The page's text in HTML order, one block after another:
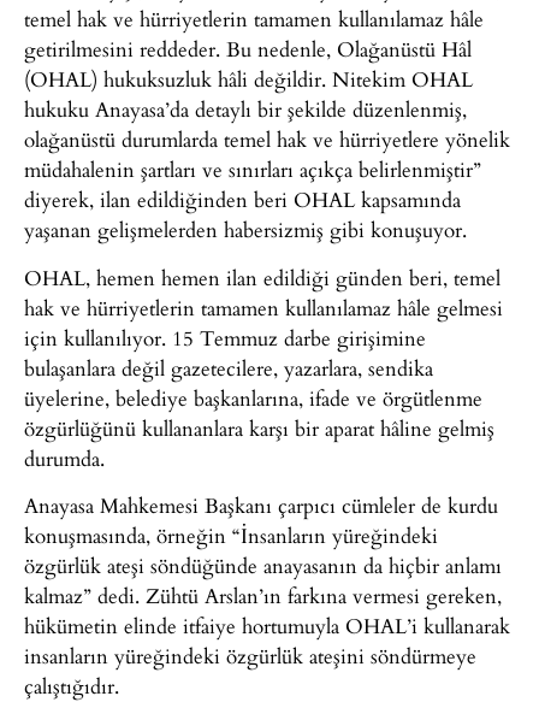
temel hak ve hürriyetlerin tamamen kullanılamaz hâle
getirilmesini reddeder. Bu nedenle, Olağanüstü Hâl
(OHAL) hukuksuzluk hâli değildir. Nitekim OHAL
hukuku Anayasa’da detaylı bir şekilde düzenlenmiş,
olağanüstü durumlarda temel hak ve hürriyetlere yönelik
müdahalenin şartları ve sınırları açıkça belirlenmiştir”
diyerek, ilan edildiğinden beri OHAL kapsamında
yaşanan gelişmelerden habersizmiş gibi konuşuyor.
OHAL, hemen hemen ilan edildiği günden beri, temel
hak ve hürriyetlerin tamamen kullanılamaz hâle gelmesi
için kullanılıyor. 15 Temmuz darbe girişimine
bulaşanlara değil gazetecilere, yazarlara, sendika
üyelerine, belediye başkanlarına, ifade ve örgütlenme
özgürlüğünü kullananlara karşı bir aparat hâline gelmiş
durumda.
Anayasa Mahkemesi Başkanı çarpıcı cümleler de kurdu
konuşmasında, örneğin “İnsanların yüreğindeki
özgürlük ateşi söndüğünde anayasanın da hiçbir anlamı
kalmaz” dedi. Zühtü Arslan’ın farkına vermesi gereken,
hükümetin elinde itfaiye hortumuyla OHAL’i kullanarak
insanların yüreğindeki özgürlük ateşini söndürmeye
çalıştığıdır.